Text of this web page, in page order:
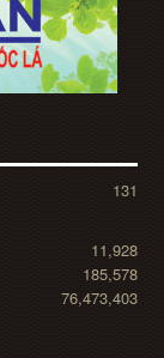
131
11,928
185,578
76,473,403